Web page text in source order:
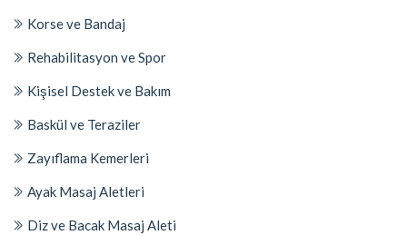
Korse ve Bandaj
Rehabilitasyon ve Spor
Kişisel Destek ve Bakım
Baskül ve Teraziler
Zayıflama Kemerleri
Ayak Masaj Aletleri
Diz ve Bacak Masaj Aleti